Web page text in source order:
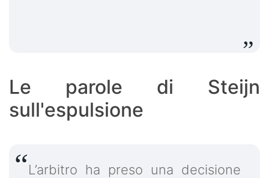
Le parole di Steijn
sull'espulsione
L’arbitro ha preso una decisione